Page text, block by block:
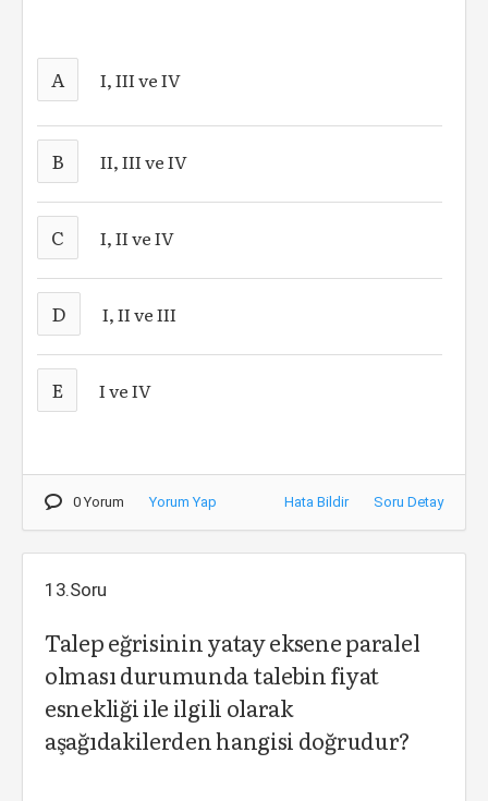
A I, III ve IV
B II, III ve IV
C I, II ve IV
D I, II ve III
E I ve IV
0 Yorum Yorum Yap Hata Bildir Soru Detay
13.Soru
Talep eğrisinin yatay eksene paralel
olması durumunda talebin fiyat
esnekliği ile ilgili olarak
aşağıdakilerden hangisi doğrudur?